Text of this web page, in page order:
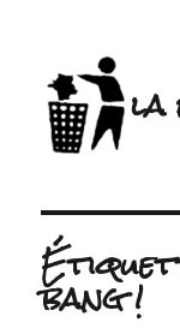
la
bang !